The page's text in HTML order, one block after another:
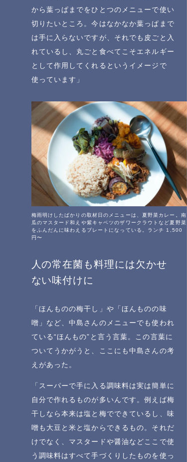
から葉っぱまでをひとつのメニューで使い
切りたいところ。今はなかなか葉っぱまで
は手に入らないですが、それでも皮ごと入
れているし、丸ごと食べてこそエネルギー
として作用してくれるというイメージで
使っています」
梅雨明けしたばかりの取材日のメニューは、夏野菜カレー。南
瓜のマスタード和えや紫キャベツのザワークラウトなど夏野菜
をふんだんに味わえるプレートになっている。ランチ 1,500
円〜
人の常在菌も料理には欠かせ
ない味付けに
「ほんものの梅干し」や「ほんものの味
噌」など、中島さんのメニューでも使われ
ている“ほんもの”と言う言葉。この言葉に
ついてうかがうと、ここにも中島さんの考
えがあった。
「スーパーで手に入る調味料は実は簡単に
自分で作れるものが多いんです。例えば梅
干しなら本来は塩と梅でできているし、味
噌も大豆と米と塩からできるもの。それだ
けでなく、マスタードや醤油などここで使
う調味料はすべて手づくりしたものを使っ